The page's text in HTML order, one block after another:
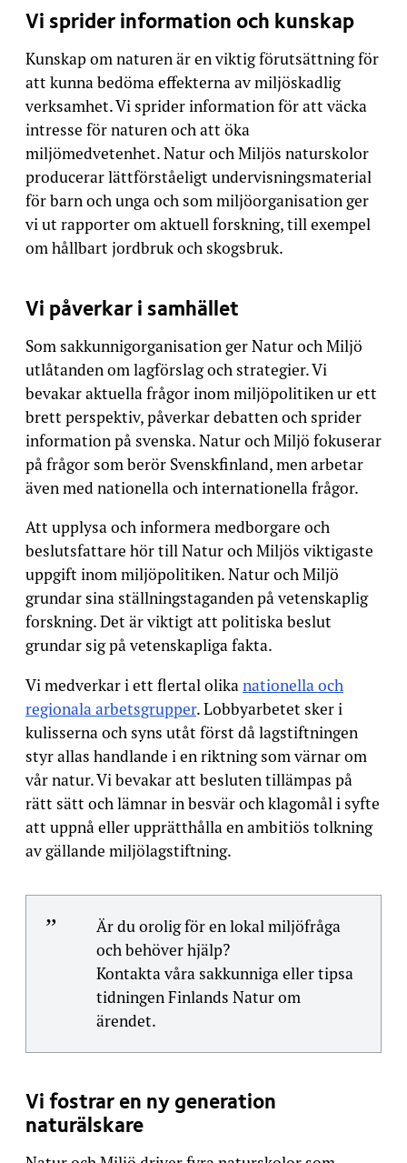
Vi sprider information och kunskap
Kunskap om naturen är en viktig förutsättning för
att kunna bedöma effekterna av miljöskadlig
verksamhet. Vi sprider information för att väcka
intresse för naturen och att öka
miljömedvetenhet. Natur och Miljös naturskolor
producerar lättförståeligt undervisningsmaterial
för barn och unga och som miljöorganisation ger
vi ut rapporter om aktuell forskning, till exempel
om hållbart jordbruk och skogsbruk.
Vi påverkar i samhället
Som sakkunnigorganisation ger Natur och Miljö
utlåtanden om lagförslag och strategier. Vi
bevakar aktuella frågor inom miljöpolitiken ur ett
brett perspektiv, påverkar debatten och sprider
information på svenska. Natur och Miljö fokuserar
på frågor som berör Svenskfinland, men arbetar
även med nationella och internationella frågor.
Att upplysa och informera medborgare och
beslutsfattare hör till Natur och Miljös viktigaste
uppgift inom miljöpolitiken. Natur och Miljö
grundar sina ställningstaganden på vetenskaplig
forskning. Det är viktigt att politiska beslut
grundar sig på vetenskapliga fakta.
Vi medverkar i ett flertal olika nationella och
regionala arbetsgrupper. Lobbyarbetet sker i
kulisserna och syns utåt först då lagstiftningen
styr allas handlande i en riktning som värnar om
vår natur. Vi bevakar att besluten tillämpas på
rätt sätt och lämnar in besvär och klagomål i syfte
att uppnå eller upprätthålla en ambitiös tolkning
av gällande miljölagstiftning.
Är du orolig för en lokal miljöfråga
och behöver hjälp?
Kontakta våra sakkunniga eller tipsa
tidningen Finlands Natur om
ärendet.
Vi fostrar en ny generation
naturälskare